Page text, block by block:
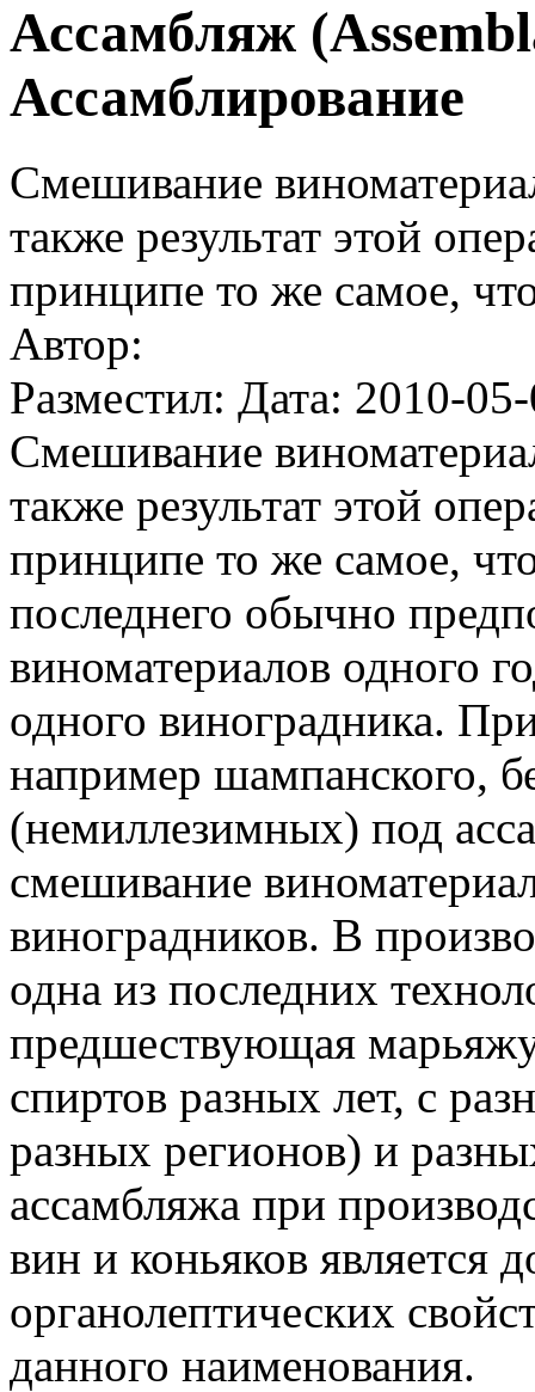
Ассамбляж
Ассамблирование
Смешивание
также результат этой
принципе то же самое,
Автор:
Разместил: Дата: 2010-
Смешивание
также результат этой
принципе то же самое,
последнего обычно
виноматериалов одного
одного виноградника.
например шампанского,
(немиллезимных) под
смешивание
виноградников. В
одна из последних
предшествующая
спиртов разных лет, с
разных регионов) и
ассамбляжа при
вин и коньяков является
органолептических
данного наименования.